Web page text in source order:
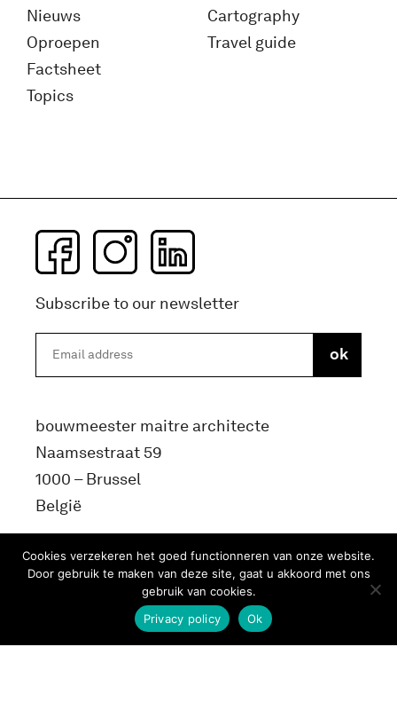
Nieuws
Oproepen
Factsheet
Topics
Cartography
Travel guide
Subscribe to our newsletter
bouwmeester maitre architecte
Naamsestraat 59
1000 – Brussel
België
info@bma.brussels
Cookies verzekeren het goed functionneren van onze website.
Door gebruik te maken van deze site, gaat u akkoord met ons
gebruik van cookies.
Ok
Privacy policy